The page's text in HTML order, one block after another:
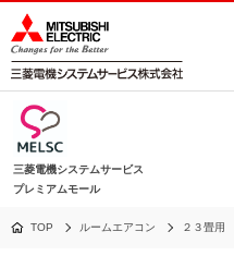
三菱電機システムサービス
プレミアムモール
TOP ルームエアコン ２３畳用